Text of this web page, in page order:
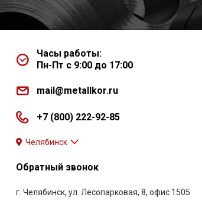
Часы работы:
Пн-Пт с 9:00 до 17:00
mail@metallkor.ru
+7 (800) 222-92-85
Челябинск
Обратный звонок
г. Челябинск, ул. Лесопарковая, 8, офис 1505